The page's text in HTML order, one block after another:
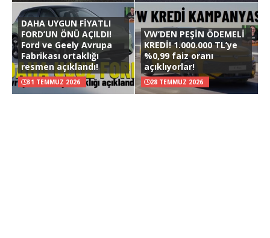
DAHA UYGUN FİYATLI
FORD’UN ÖNÜ AÇILDI!
Ford ve Geely Avrupa
Fabrikası ortaklığı
resmen açıklandı!
31 TEMMUZ 2026
VW’DEN PEŞİN ÖDEMELİ
KREDİ! 1.000.000 TL’ye
%0,99 faiz oranı
açıklıyorlar!
28 TEMMUZ 2026